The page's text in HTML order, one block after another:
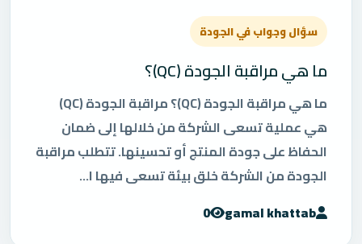
سؤال وجواب في الجودة
ما هي مراقبة الجودة (QC)؟
ما هي مراقبة الجودة (QC)؟ مراقبة الجودة (QC)
هي عملية تسعى الشركة من خلالها إلى ضمان
الحفاظ على جودة المنتج أو تحسينها. تتطلب مراقبة
الجودة من الشركة خلق بيئة تسعى فيها ا...
gamal khattab
0